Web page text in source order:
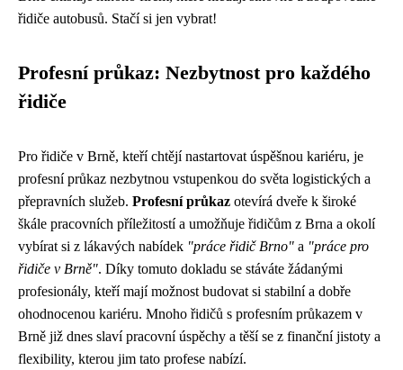
řidiče autobusů. Stačí si jen vybrat!
Profesní průkaz: Nezbytnost pro každého
řidiče
Pro řidiče v Brně, kteří chtějí nastartovat úspěšnou kariéru, je
profesní průkaz nezbytnou vstupenkou do světa logistických a
přepravních služeb. Profesní průkaz otevírá dveře k široké
škále pracovních příležitostí a umožňuje řidičům z Brna a okolí
vybírat si z lákavých nabídek "práce řidič Brno" a "práce pro
řidiče v Brně". Díky tomuto dokladu se stáváte žádanými
profesionály, kteří mají možnost budovat si stabilní a dobře
ohodnocenou kariéru. Mnoho řidičů s profesním průkazem v
Brně již dnes slaví pracovní úspěchy a těší se z finanční jistoty a
flexibility, kterou jim tato profese nabízí.